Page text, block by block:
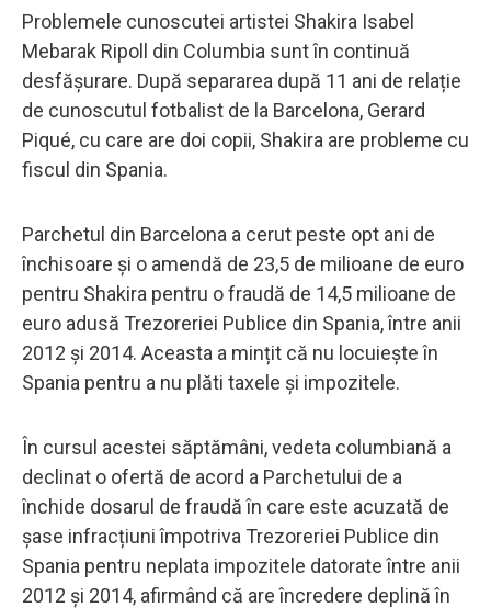
Problemele cunoscutei artistei Shakira Isabel
Mebarak Ripoll din Columbia sunt în continuă
desfășurare. După separarea după 11 ani de relație
de cunoscutul fotbalist de la Barcelona, Gerard
Piqué, cu care are doi copii, Shakira are probleme cu
fiscul din Spania.
Parchetul din Barcelona a cerut peste opt ani de
închisoare și o amendă de 23,5 de milioane de euro
pentru Shakira pentru o fraudă de 14,5 milioane de
euro adusă Trezoreriei Publice din Spania, între anii
2012 și 2014. Aceasta a mințit că nu locuiește în
Spania pentru a nu plăti taxele și impozitele.
În cursul acestei săptămâni, vedeta columbiană a
declinat o ofertă de acord a Parchetului de a
închide dosarul de fraudă în care este acuzată de
șase infracțiuni împotriva Trezoreriei Publice din
Spania pentru neplata impozitele datorate între anii
2012 și 2014, afirmând că are încredere deplină în